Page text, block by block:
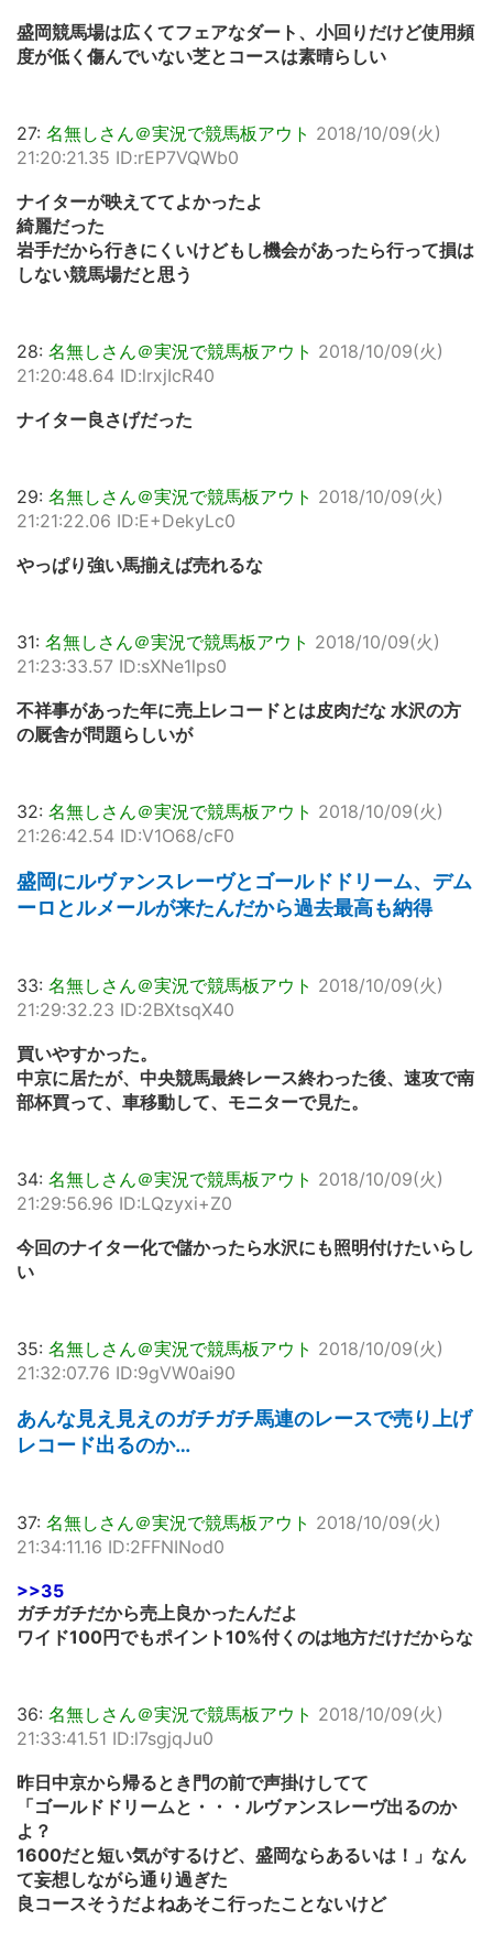
盛岡競馬場は広くてフェアなダート、小回りだけど使用頻
度が低く傷んでいない芝とコースは素晴らしい
27: 名無しさん＠実況で競馬板アウト 2018/10/09(火)
21:20:21.35 ID:rEP7VQWb0
ナイターが映えててよかったよ
綺麗だった
岩手だから行きにくいけどもし機会があったら行って損は
しない競馬場だと思う
28: 名無しさん＠実況で競馬板アウト 2018/10/09(火)
21:20:48.64 ID:lrxjIcR40
ナイター良さげだった
29: 名無しさん＠実況で競馬板アウト 2018/10/09(火)
21:21:22.06 ID:E+DekyLc0
やっぱり強い馬揃えば売れるな
31: 名無しさん＠実況で競馬板アウト 2018/10/09(火)
21:23:33.57 ID:sXNe1lps0
不祥事があった年に売上レコードとは皮肉だな 水沢の方
の厩舎が問題らしいが
32: 名無しさん＠実況で競馬板アウト 2018/10/09(火)
21:26:42.54 ID:V1O68/cF0
盛岡にルヴァンスレーヴとゴールドドリーム、デム
ーロとルメールが来たんだから過去最高も納得
33: 名無しさん＠実況で競馬板アウト 2018/10/09(火)
21:29:32.23 ID:2BXtsqX40
買いやすかった。
中京に居たが、中央競馬最終レース終わった後、速攻で南
部杯買って、車移動して、モニターで見た。
34: 名無しさん＠実況で競馬板アウト 2018/10/09(火)
21:29:56.96 ID:LQzyxi+Z0
今回のナイター化で儲かったら水沢にも照明付けたいらし
い
35: 名無しさん＠実況で競馬板アウト 2018/10/09(火)
21:32:07.76 ID:9gVW0ai90
あんな見え見えのガチガチ馬連のレースで売り上げ
レコード出るのか…
37: 名無しさん＠実況で競馬板アウト 2018/10/09(火)
21:34:11.16 ID:2FFNINod0
>>35
ガチガチだから売上良かったんだよ
ワイド100円でもポイント10%付くのは地方だけだからな
36: 名無しさん＠実況で競馬板アウト 2018/10/09(火)
21:33:41.51 ID:l7sgjqJu0
昨日中京から帰るとき門の前で声掛けしてて
「ゴールドドリームと・・・ルヴァンスレーヴ出るのか
よ？
1600だと短い気がするけど、盛岡ならあるいは！」なん
て妄想しながら通り過ぎた
良コースそうだよねあそこ行ったことないけど